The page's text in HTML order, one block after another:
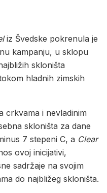
iz Švedske pokrenula je
kampanju, u sklopu
skloništa
hladnih zimskih
crkvama i nevladinim
skloništa za dane
7 stepeni C, a Clear
ovoj inicijativi,
sadržaje na svojim
do najbližeg skloništa.